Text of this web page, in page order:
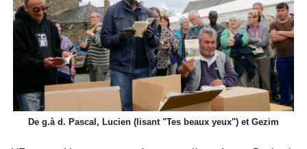
De g.à d. Pascal, Lucien (lisant "Tes beaux yeux") et Gezim